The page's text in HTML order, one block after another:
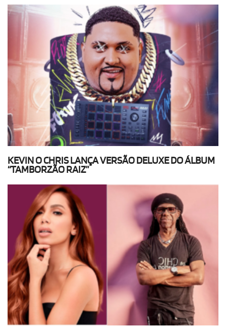
KEVIN O CHRIS LANÇA VERSÃO DELUXE DO ÁLBUM
“TAMBORZÃO RAIZ”